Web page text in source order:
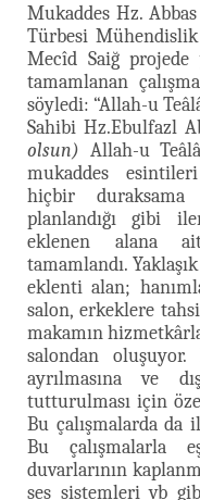
Mukaddes Hz. Abbas
Türbesi
Mecîd Saiğ
tamamlanan
söyledi: “Allah-u
Sahibi Hz.Ebulfazl
olsun) Allah-u
mukaddes
hiçbir
planlandığı gibi
eklenen alana
tamamlandı.
eklenti alan;
salon, erkeklere
makamın
salondan oluşuyor.
ayrılmasına ve
tutturulması için
Bu çalışmalarda da
Bu çalışmalarla
duvarlarının
ses sistemleri vb